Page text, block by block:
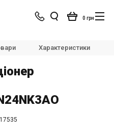
0 грн
і спліт-системи
Характеристики
17535